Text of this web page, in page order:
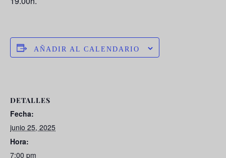
AÑADIR AL CALENDARIO
DETALLES
Fecha:
junio 25, 2025
Hora:
7:00 pm